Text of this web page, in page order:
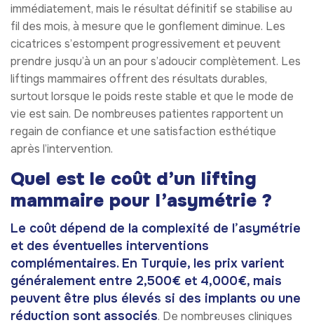
immédiatement, mais le résultat définitif se stabilise au
fil des mois, à mesure que le gonflement diminue. Les
cicatrices s’estompent progressivement et peuvent
prendre jusqu’à un an pour s’adoucir complètement. Les
liftings mammaires offrent des résultats durables,
surtout lorsque le poids reste stable et que le mode de
vie est sain. De nombreuses patientes rapportent un
regain de confiance et une satisfaction esthétique
après l’intervention.
Quel est le coût d’un lifting
mammaire pour l’asymétrie ?
Le coût dépend de la complexité de l’asymétrie
et des éventuelles interventions
complémentaires. En Turquie, les prix varient
généralement entre 2,500€ et 4,000€, mais
peuvent être plus élevés si des implants ou une
réduction sont associés. De nombreuses cliniques